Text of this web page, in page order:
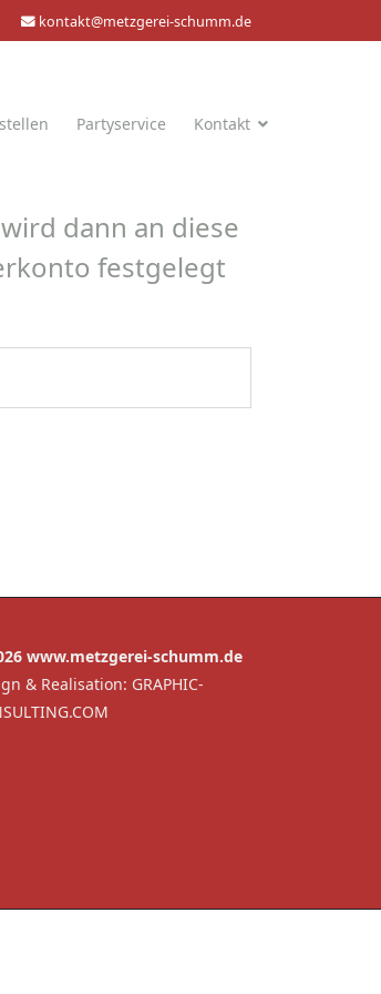
kontakt@metzgerei-schumm.de
Partyservice Kontakt
dann an diese
festgelegt
www.metzgerei-schumm.de
& Realisation: GRAPHIC-